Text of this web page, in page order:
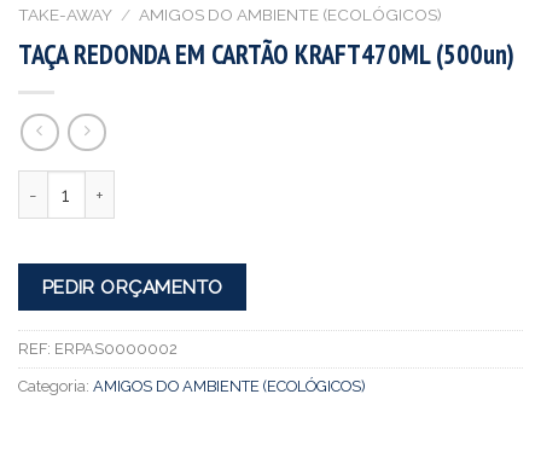
TAKE-AWAY / AMIGOS DO AMBIENTE (ECOLÓGICOS)
TAÇA REDONDA EM CARTÃO KRAFT470ML (500un)
PEDIR ORÇAMENTO
REF: ERPAS0000002
Categoria: AMIGOS DO AMBIENTE (ECOLÓGICOS)